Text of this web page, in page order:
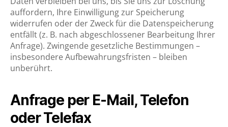
auffordern, Ihre Einwilligung zur Speicherung
widerrufen oder der Zweck für die Datenspeicherung
entfällt (z. B. nach abgeschlossener Bearbeitung Ihrer
Anfrage). Zwingende gesetzliche Bestimmungen –
insbesondere Aufbewahrungsfristen – bleiben
unberührt.
Anfrage per E-Mail, Telefon
oder Telefax